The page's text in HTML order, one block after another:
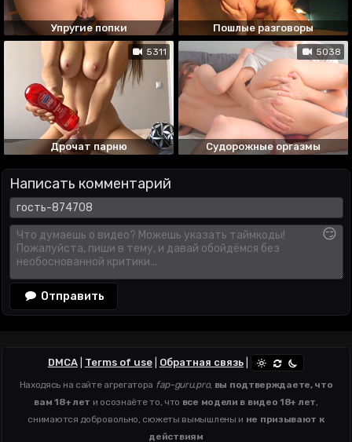
Упругие попки Пошлые разговоры
5311
Дрочат парню
5038
Судорожные оргазмы
Написать комментарий
😏
Отправить
DMCA| Terms of use| Обратная связь
Находясь на сайте агрегатора fap-guru.pro, вы подтверждаете, что
вам 18+ лет и осознаёте то, что все модели в видео 18+ лет,
снимаются добровольно, сюжеты вымышлены и не призывают к
действиям